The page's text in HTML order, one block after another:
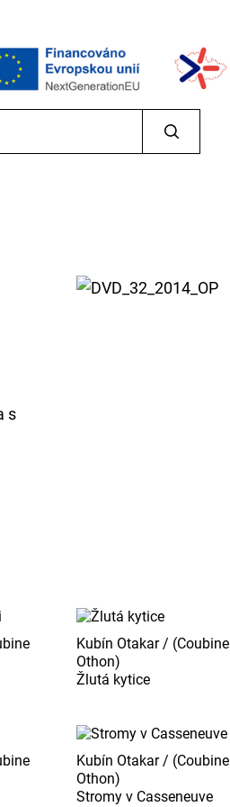
s
Kubín Otakar / (Coubine
Othon)
Žlutá kytice
Kubín Otakar / (Coubine
Othon)
Stromy v Casseneuve